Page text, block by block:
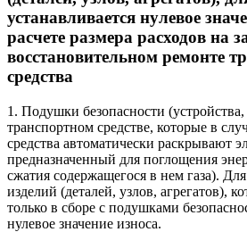
устанавливается нулевое
расчете размера расходов на
восстановительном ремонте
средства
1. Подушки безопасности
транспортном средстве, которые в
средства автоматически раскрывают
предназначенный для поглощения
сжатия содержащегося в нем газа).
изделий (деталей, узлов, агрегатов),
только в сборе с подушками
нулевое значение износа.